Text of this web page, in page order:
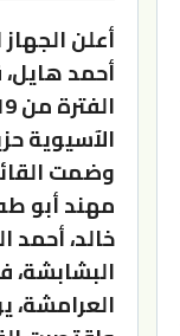
الآسيوية
وضمت
مهند أبو
خالد، أحمد
البشابشة،